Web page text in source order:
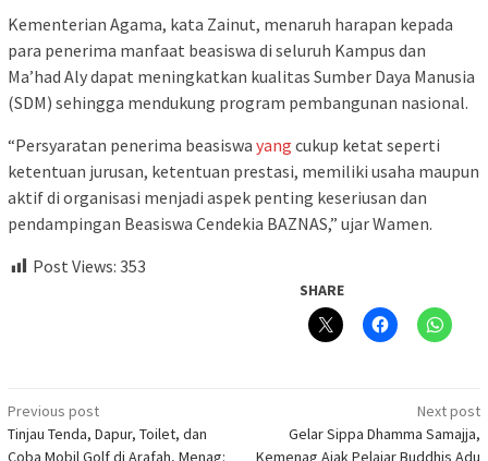
Kementerian Agama, kata Zainut, menaruh harapan kepada
para penerima manfaat beasiswa di seluruh Kampus dan
Ma’had Aly dapat meningkatkan kualitas Sumber Daya Manusia
(SDM) sehingga mendukung program pembangunan nasional.
“Persyaratan penerima beasiswa yang cukup ketat seperti
ketentuan jurusan, ketentuan prestasi, memiliki usaha maupun
aktif di organisasi menjadi aspek penting keseriusan dan
pendampingan Beasiswa Cendekia BAZNAS,” ujar Wamen.
Post Views: 353
SHARE
Post
navigation
Previous post
Tinjau Tenda, Dapur, Toilet, dan
Next post
Gelar Sippa Dhamma Samajja,